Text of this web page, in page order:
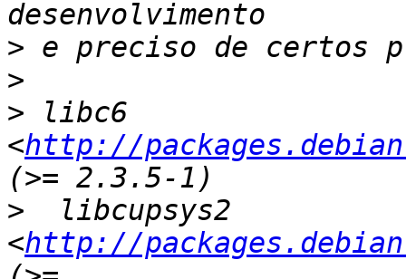
>
>
> libc6
<http://
>
  libcupsys2
<http://